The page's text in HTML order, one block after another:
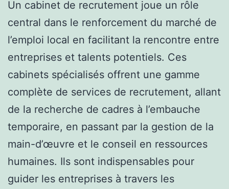
Un cabinet de recrutement joue un rôle
central dans le renforcement du marché de
l’emploi local en facilitant la rencontre entre
entreprises et talents potentiels. Ces
cabinets spécialisés offrent une gamme
complète de services de recrutement, allant
de la recherche de cadres à l’embauche
temporaire, en passant par la gestion de la
main-d’œuvre et le conseil en ressources
humaines. Ils sont indispensables pour
guider les entreprises à travers les